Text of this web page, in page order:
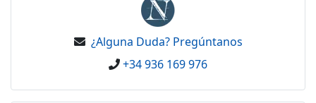
¿Alguna Duda? Pregúntanos
+34 936 169 976